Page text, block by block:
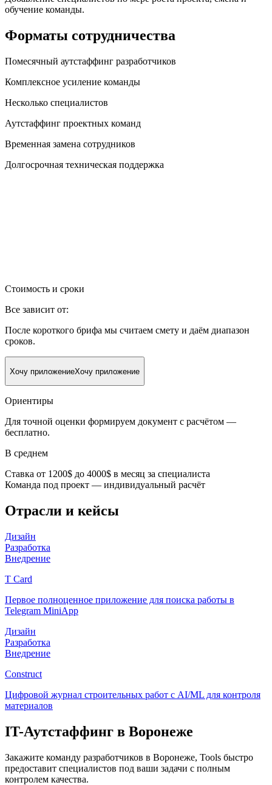
обучение команды.
Форматы сотрудничества
Помесячный аутстаффинг разработчиков
Комплексное усиление команды
Несколько специалистов
Аутстаффинг проектных команд
Временная замена сотрудников
Долгосрочная техническая поддержка
Стоимость и сроки
Все зависит от:
После короткого брифа мы считаем смету и даём диапазон
сроков.
Хочу приложениеХочу приложение
Ориентиры
Для точной оценки формируем документ с расчётом —
бесплатно.
В среднем
Cтавка от 1200$ до 4000$ в месяц за специалиста
Команда под проект — индивидуальный расчёт
Отрасли и кейсы
Дизайн
Разработка
Внедрение
T Card
Первое полноценное приложение для поиска работы в
Telegram MiniApp
Дизайн
Разработка
Внедрение
Construct
Цифровой журнал строительных работ с AI/ML для контроля
материалов
IT-Аутстаффинг в Воронеже
Закажите команду разработчиков в Воронеже, Tools быстро
предоставит специалистов под ваши задачи с полным
контролем качества.